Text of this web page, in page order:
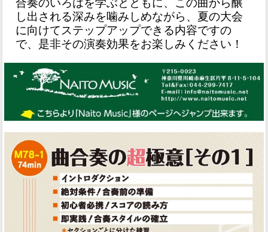
合奏のいろはを学ぶとともに、この曲から醸
し出される深みを噛みしめながら、夏の大会
に向けてステップアップできる内容ですの
で、是非その演奏効果をお楽しみください！